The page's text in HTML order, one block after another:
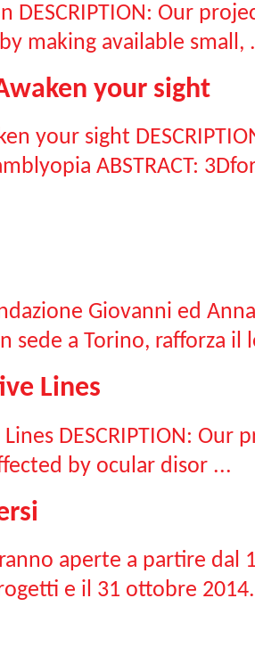
DESCRIPTION: Our
making available small,
your sight
your sight
ABSTRACT:
Giovanni ed
sede a Torino, rafforza il
Lines
DESCRIPTION:
by ocular disor ...
aperte a partire
e il 31 ottobre